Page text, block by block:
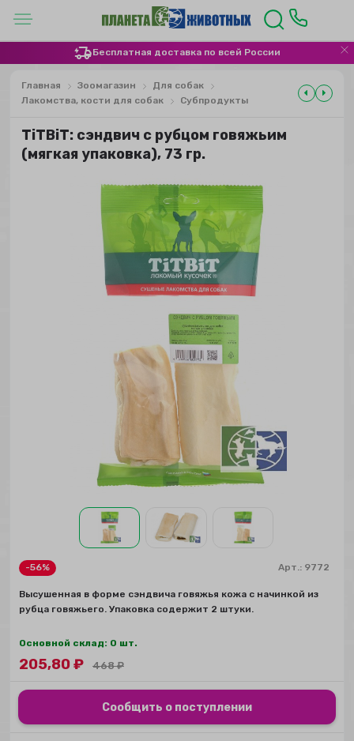
Бесплатная доставка по всей России
Главная Зоомагазин
Для собак
Лакомства, кости для собак
Субпродукты
TiTBiT: сэндвич с рубцом говяжьим
(мягкая упаковка), 73 гр.
-56% Арт.: 9772
Высушенная в форме сэндвича говяжья кожа с начинкой из
рубца говяжьего. Упаковка содержит 2 штуки.
Основной склад: 0 шт.
205,80₽ 468₽
Сообщить о поступлении